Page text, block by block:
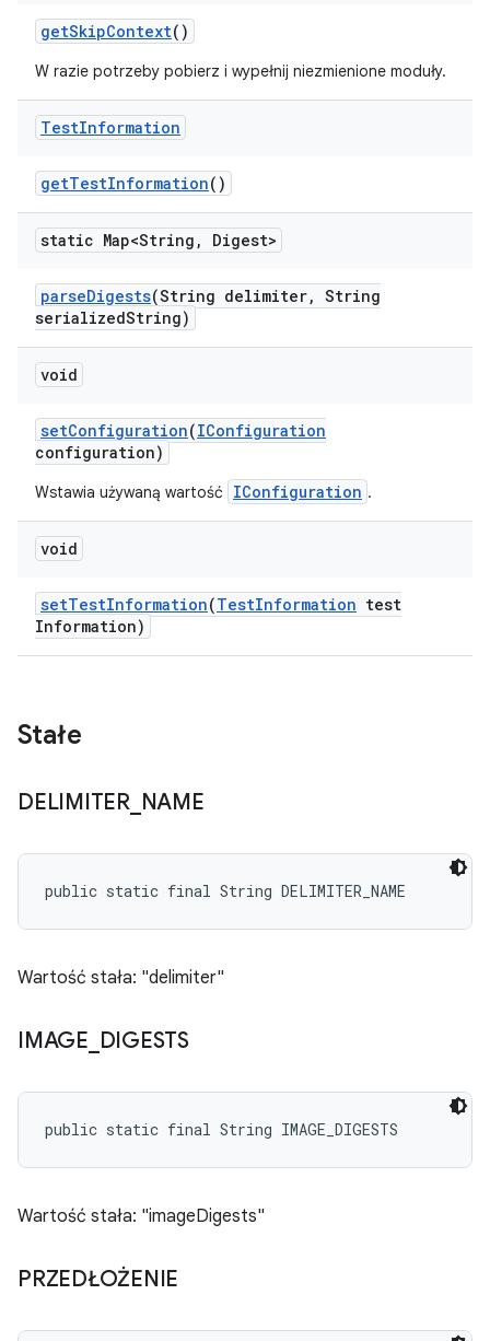
getSkipContext()
W razie potrzeby pobierz i wypełnij niezmienione moduły.
TestInformation
getTestInformation()
static Map<String , Digest>
parseDigests(String delimiter, String
serializedString)
void
setConfiguration(IConfiguration
configuration)
Wstawia używaną wartość IConfiguration .
void
setTestInformation(TestInformation test
Information)
Stałe
DELIMITER_ NAME
public static final String DELIMITER_NAME
Wartość stała: "delimiter"
IMAGE DIGESTS
public static final String IMAGE_DIGESTS
Wartość stała: "imageDigests"
PRZEDŁOŻENIE